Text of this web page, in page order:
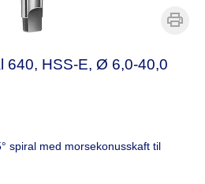
640, HSS-E, Ø 6,0-40,0
spiral med morsekonusskaft til